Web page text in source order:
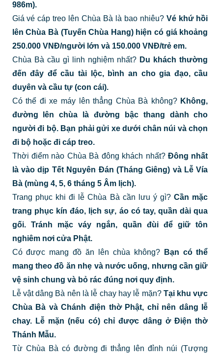
986m).
Giá vé cáp treo lên Chùa Bà là bao nhiêu? Vé khứ hồi
lên Chùa Bà (Tuyến Chùa Hang) hiện có giá khoảng
250.000 VNĐ/người lớn và 150.000 VNĐ/trẻ em.
Chùa Bà cầu gì linh nghiệm nhất? Du khách thường
đến đây để cầu tài lộc, bình an cho gia đạo, cầu
duyên và cầu tự (con cái).
Có thể đi xe máy lên thẳng Chùa Bà không? Không,
đường lên chùa là đường bậc thang dành cho
người đi bộ. Bạn phải gửi xe dưới chân núi và chọn
đi bộ hoặc đi cáp treo.
Thời điểm nào Chùa Bà đông khách nhất? Đông nhất
là vào dịp Tết Nguyên Đán (Tháng Giêng) và Lễ Vía
Bà (mùng 4, 5, 6 tháng 5 Âm lịch).
Trang phục khi đi lễ Chùa Bà cần lưu ý gì?Cần mặc
trang phục kín đáo, lịch sự, áo có tay, quần dài qua
gối. Tránh mặc váy ngắn, quần đùi để giữ tôn
nghiêm nơi cửa Phật.
Có được mang đồ ăn lên chùa không?
Bạn có thể
mang theo đồ ăn nhẹ và nước uống, nhưng cần giữ
vệ sinh chung và bỏ rác đúng nơi quy định.
Lễ vật dâng Bà nên là lễ chay hay lễ mặn? Tại khu vực
Chùa Bà và Chánh điện thờ Phật, chỉ nên dâng lễ
chay. Lễ mặn (nếu có) chỉ được dâng ở Điện thờ
Thánh Mẫu.
Từ Chùa Bà có đường đi thẳng lên đỉnh núi (Tượng